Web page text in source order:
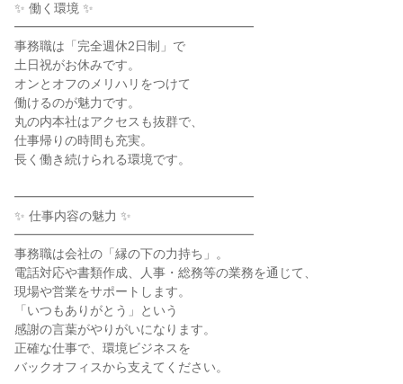
✨ 働く環境 ✨
━━━━━━━━━━━━━━━━━━━
事務職は「完全週休2日制」で
土日祝がお休みです。
オンとオフのメリハリをつけて
働けるのが魅力です。
丸の内本社はアクセスも抜群で、
仕事帰りの時間も充実。
長く働き続けられる環境です。
━━━━━━━━━━━━━━━━━━━
✨ 仕事内容の魅力 ✨
━━━━━━━━━━━━━━━━━━━
事務職は会社の「縁の下の力持ち」。
電話対応や書類作成、人事・総務等の業務を通じて、
現場や営業をサポートします。
「いつもありがとう」という
感謝の言葉がやりがいになります。
正確な仕事で、環境ビジネスを
バックオフィスから支えてください。